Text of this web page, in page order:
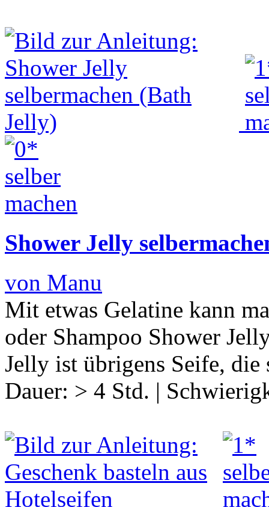
Shower Jelly
von Manu
Mit etwas Gelatine kann
oder Shampoo Shower
Jelly ist übrigens Seife,
Dauer: > 4 Std. |